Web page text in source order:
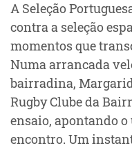
A Seleção
contra a seleção
momentos que
Numa arrancada
bairradina,
Rugby Clube da
ensaio, apontando
encontro. Um